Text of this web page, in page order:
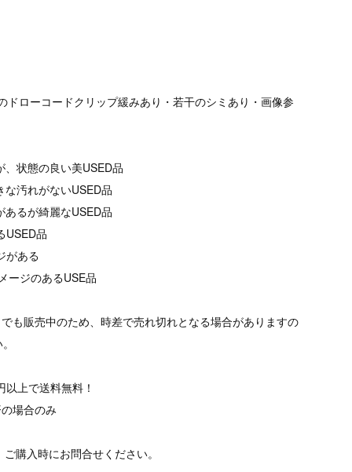
ドローコードクリップ緩みあり・若干のシミあり・画像参
状態の良い美USED品
汚れがないUSED品
るが綺麗なUSED品
品
がある
ジのあるUSE品
も販売中のため、時差で売れ切れとなる場合がありますの
上で送料無料！
場合のみ
購入時にお問合せください。